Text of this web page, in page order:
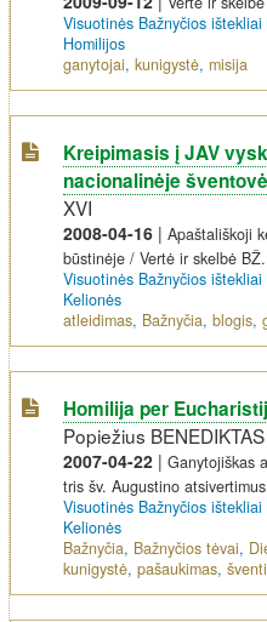
Visuotinės Bažnyčios ištekliai
Homilijos
ganytojai,kunigystė, misija
Kreipimasis į JAV
nacionalinėje
XVI
2008-04-16 |Apaštališkoji
būstinėje / Vertė ir skelbė BŽ.
Visuotinės Bažnyčios ištekliai
Kelionės
atleidimas, Bažnyčia,blogis,
Homilija per
Popiežius
2007-04-22 |Ganytojiškas
tris šv. Augustino
Visuotinės Bažnyčios ištekliai
Kelionės
Bažnyčia, Bažnyčios tėvai,
kunigystė,pašaukimas,